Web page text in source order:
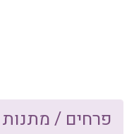
פרחים / מתנות